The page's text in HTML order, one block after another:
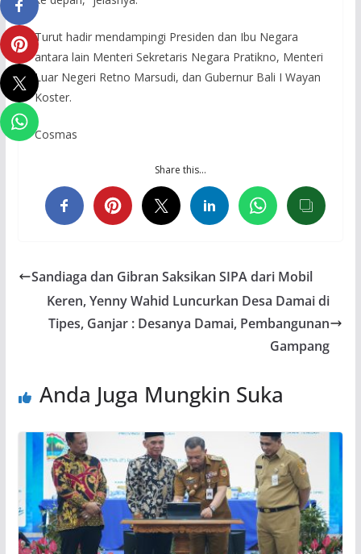
Turut hadir mendampingi Presiden dan Ibu Negara
antara lain Menteri Sekretaris Negara Pratikno, Menteri
Luar Negeri Retno Marsudi, dan Gubernur Bali I Wayan
Koster.
Cosmas
Share this…
Sandiaga dan Gibran Saksikan SIPA dari Mobil
Keren, Yenny Wahid Luncurkan Desa Damai di
Tipes, Ganjar : Desanya Damai, Pembangunan
Gampang
Anda Juga Mungkin Suka